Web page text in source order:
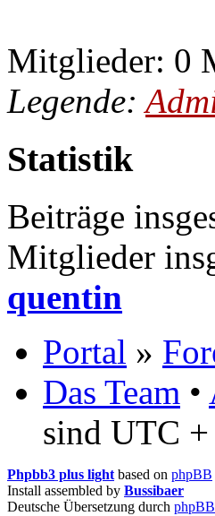
Mitglieder: 0
Legende:
Statistik
Beiträge
Mitglieder
quentin
Portal »
Das Team •
sind UTC +
Phpbb3 plus light based on phpBB
Install assembled by Bussibaer
Deutsche Übersetzung durch